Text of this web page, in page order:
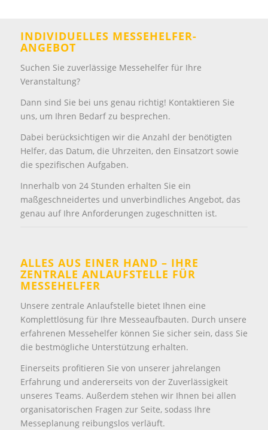
INDIVIDUELLES MESSEHELFER-
ANGEBOT
Suchen Sie zuverlässige Messehelfer für Ihre
Veranstaltung?
Dann sind Sie bei uns genau richtig! Kontaktieren Sie
uns, um Ihren Bedarf zu besprechen.
Dabei berücksichtigen wir die Anzahl der benötigten
Helfer, das Datum, die Uhrzeiten, den Einsatzort sowie
die spezifischen Aufgaben.
Innerhalb von 24 Stunden erhalten Sie ein
maßgeschneidertes und unverbindliches Angebot, das
genau auf Ihre Anforderungen zugeschnitten ist.
ALLES AUS EINER HAND – IHRE
ZENTRALE ANLAUFSTELLE FÜR
MESSEHELFER
Unsere zentrale Anlaufstelle bietet Ihnen eine
Komplettlösung für Ihre Messeaufbauten. Durch unsere
erfahrenen Messehelfer können Sie sicher sein, dass Sie
die bestmögliche Unterstützung erhalten.
Einerseits profitieren Sie von unserer jahrelangen
Erfahrung und andererseits von der Zuverlässigkeit
unseres Teams. Außerdem stehen wir Ihnen bei allen
organisatorischen Fragen zur Seite, sodass Ihre
Messeplanung reibungslos verläuft.